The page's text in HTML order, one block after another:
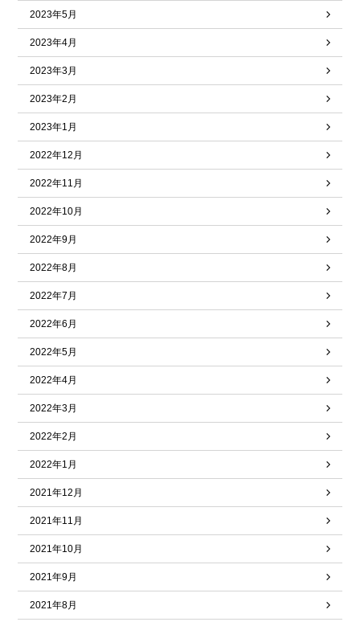
2023年5月
2023年4月
2023年3月
2023年2月
2023年1月
2022年12月
2022年11月
2022年10月
2022年9月
2022年8月
2022年7月
2022年6月
2022年5月
2022年4月
2022年3月
2022年2月
2022年1月
2021年12月
2021年11月
2021年10月
2021年9月
2021年8月